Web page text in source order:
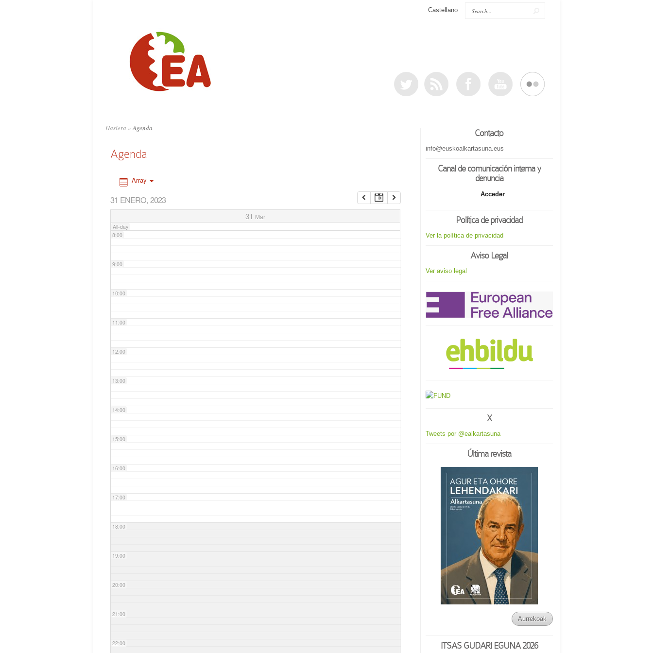
Castellano
Hasiera »Agenda
Agenda
Array
31 ENERO, 2023
31 Mar
All-day
6:00
8:00
9:00
10:00
11:00
12:00
13:00
14:00
15:00
16:00
17:00
18:00
19:00
20:00
21:00
22:00
Contacto
info@euskoalkartasuna.eus
Canal de comunicación interna y
denuncia
Acceder
Política de privacidad
Ver la política de privacidad
Aviso Legal
Ver aviso legal
X
Tweets por @ealkartasuna
Última revista
Aurrekoak
ITSAS GUDARI EGUNA 2026